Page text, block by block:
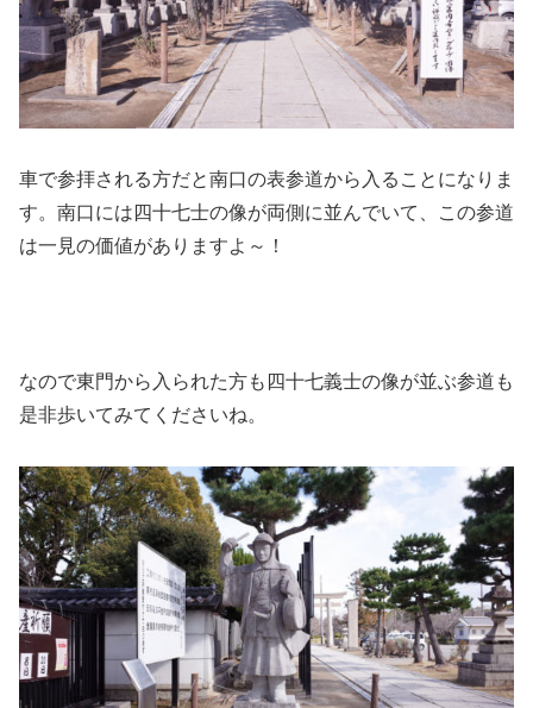
車で参拝される方だと南口の表参道から入ることになりま
す。南口には四十七士の像が両側に並んでいて、この参道
は一見の価値がありますよ～！
なので東門から入られた方も四十七義士の像が並ぶ参道も
是非歩いてみてくださいね。